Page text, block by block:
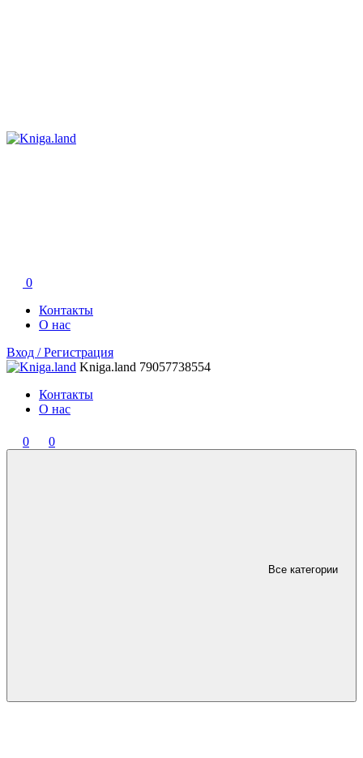
0
Контакты
О нас
Вход / Регистрация
Kniga.land 79057738554
Контакты
О нас
0 0
Все категории